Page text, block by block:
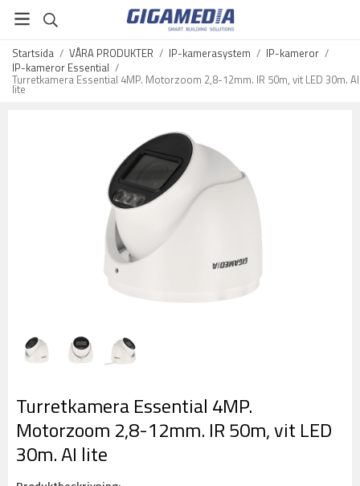
Startsida / VÅRA PRODUKTER / IP-kamerasystem / IP-kameror /
IP-kameror Essential /
Turretkamera Essential 4MP. Motorzoom 2,8-12mm. IR 50m, vit LED 30m. AI
lite
Turretkamera Essential 4MP.
Motorzoom 2,8-12mm. IR 50m, vit LED
30m. AI lite